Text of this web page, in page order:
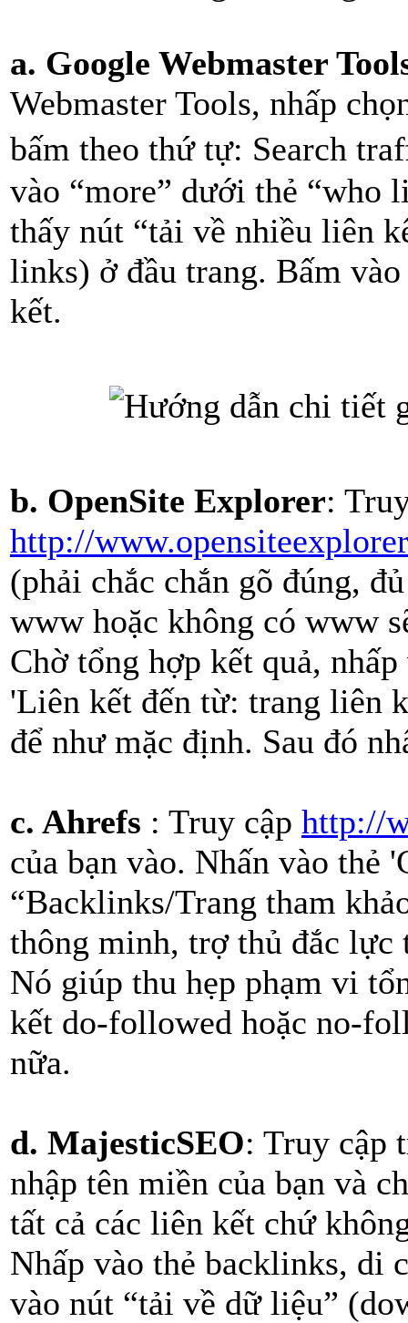
a. Google Webmaster
Webmaster Tools, nhấp
bấm theo thứ tự: Search
vào “more” dưới thẻ “who
thấy nút “tải về nhiều liên
links) ở đầu trang. Bấm
kết.
b. OpenSite Explorer:
http://
(phải chắc chắn gõ đúng,
www hoặc không có www
Chờ tổng hợp kết quả,
'Liên kết đến từ: trang liên
để như mặc định. Sau đó
c. Ahrefs : Truy cập http://
của bạn vào. Nhấn vào thẻ
“Backlinks/Trang tham
thông minh, trợ thủ đắc lực
Nó giúp thu hẹp phạm vi
kết do-followed hoặc no-
nữa.
d. MajesticSEO: Truy cập
nhập tên miền của bạn và
tất cả các liên kết chứ
Nhấp vào thẻ backlinks, di
vào nút “tải về dữ liệu”